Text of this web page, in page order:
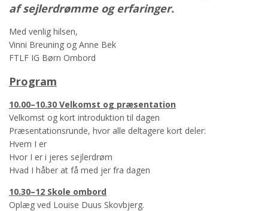
af sejlerdrømme og erfaringer.
Med venlig hilsen,
Vinni Breuning og Anne Bek
FTLF IG Børn Ombord
Program
10.00–10.30 Velkomst og præsentation
Velkomst og kort introduktion til dagen
Præsentationsrunde, hvor alle deltagere kort deler:
Hvem I er
Hvor I er i jeres sejlerdrøm
Hvad I håber at få med jer fra dagen
10.30–12 Skole ombord
Oplæg ved Louise Duus Skovbjerg.